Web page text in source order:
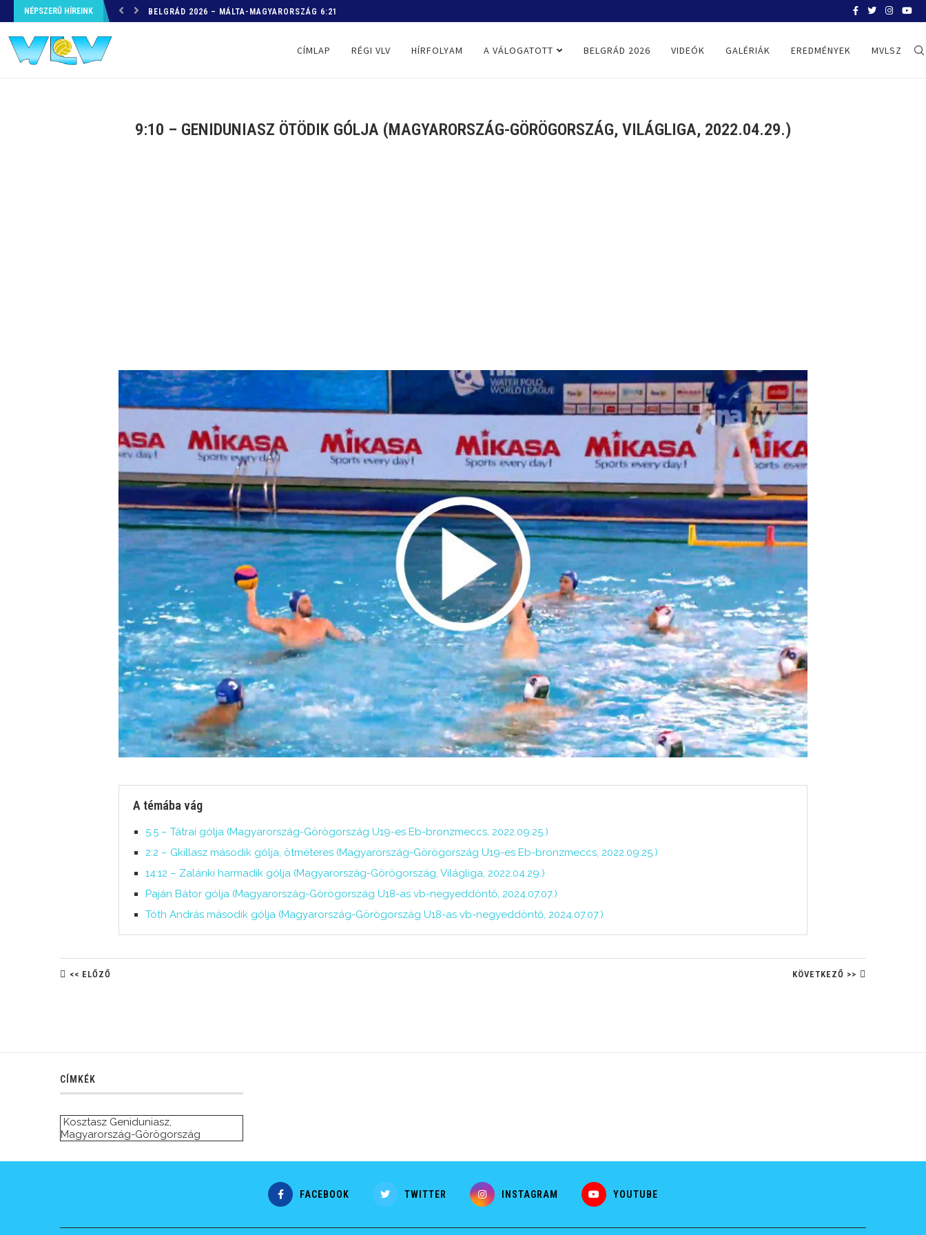
NÉPSZERŰ HÍREINK HELYZETKÉP AZ EB-RŐL – A TOVÁBBI PROGRAM
CÍMLAP RÉGI VLV HÍRFOLYAM A VÁLOGATOTT BELGRÁD 2026 VIDEÓK GALÉRIÁK EREDMÉNYEK MVLSZ
9:10 – GENIDUNIASZ ÖTÖDIK GÓLJA (MAGYARORSZÁG-GÖRÖGORSZÁG, VILÁGLIGA, 2022.04.29.)
A témába vág
5:5 – Tátrai gólja (Magyarország-Görögország U19-es Eb-bronzmeccs, 2022.09.25.)
2:2 – Gkillasz második gólja, ötméteres (Magyarország-Görögország U19-es Eb-bronzmeccs, 2022.09.25.)
14:12 – Zalánki harmadik gólja (Magyarország-Görögország, Világliga, 2022.04.29.)
Paján Bátor gólja (Magyarország-Görögország U18-as vb-negyeddöntő, 2024.07.07.)
Tóth András második gólja (Magyarország-Görögország U18-as vb-negyeddöntő, 2024.07.07.)
<< ELŐZŐ KÖVETKEZŐ >>
CÍMKÉK
Kosztasz Geniduniasz,
Magyarország-Görögország
FACEBOOK TWITTER INSTAGRAM YOUTUBE